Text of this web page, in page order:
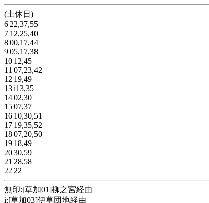
(土休日)
6|22,37,55
7|12,25,40
8|00,17,44
9|05,17,38
10|12,45
11|07,23,42
12|19,49
13|i13,35
14|02,30
15|07,37
16|10,30,51
17|19,35,52
18|07,20,50
19|18,49
20|30,59
21|28,58
22|22
無印:[草加01]柳之宮経由
i:[草加03]伊草団地経由